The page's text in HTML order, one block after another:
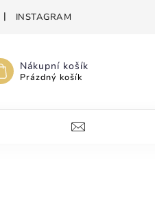
INSTAGRAM
Nákupní košík
Prázdný košík